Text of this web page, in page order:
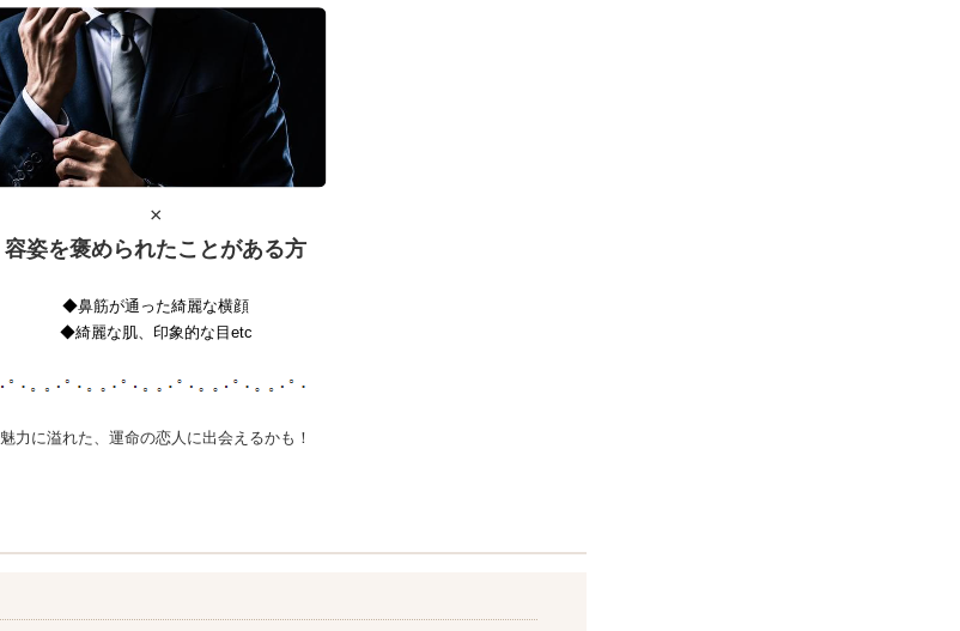
×
容姿を褒められたことがある方
◆鼻筋が通った綺麗な横顔
◆綺麗な肌、印象的な目etc
魅力に溢れた、運命の恋人に出会えるかも！